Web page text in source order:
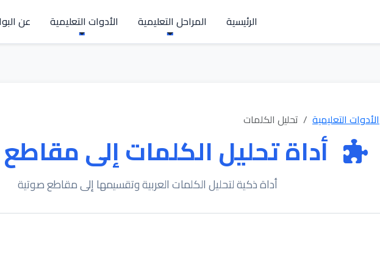
الرئيسية المراحل التعليمية الأدوات التعليمية عن
الأدوات التعليمية تحليل الكلمات
أداة تحليل الكلمات إلى
أداة ذكية لتحليل الكلمات العربية وتقسيمها إلى مقاطع صوتية